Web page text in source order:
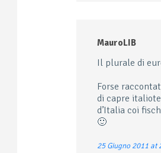
MauroLIB
Il plurale di
Forse
di capre
d’Italia coi
🙂
25 Giugno 2011 at